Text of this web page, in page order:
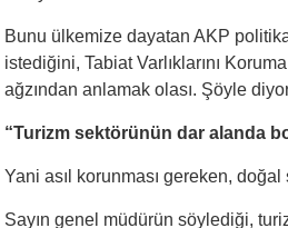
Bunu ülkemize dayatan AKP
istediğini, Tabiat Varlıklarını
ağzından anlamak olası. Şöyle
“Turizm sektörünün dar alanda
Yani asıl korunması gereken,
Sayın genel müdürün söylediği,